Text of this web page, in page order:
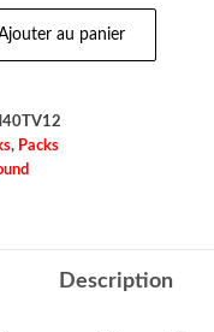
au panier
, Packs
Description